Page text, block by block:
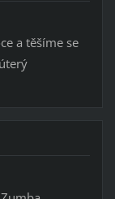
a těšíme se